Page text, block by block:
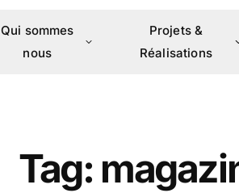
Qui sommes
nous
Projets &
Réalisations
Tag: